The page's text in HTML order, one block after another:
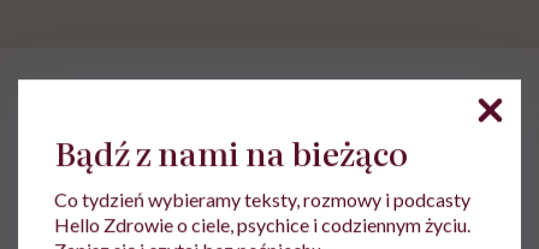
Klaudia Grodzicka:
Klaudia Grodzicka: „12 godzin w
podróży dla pół minuty
Bądź z nami na bieżąco
Co tydzień wybieramy teksty, rozmowy i podcasty
Hello Zdrowie o ciele, psychice i codziennym życiu.